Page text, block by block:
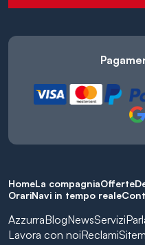
HomeLa compagniaOfferte
OrariNavi in tempo reale
AzzurraBlogNewsServizi
Lavora con noiReclami